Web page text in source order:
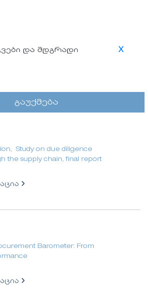
და მდგრადი
X
გაუქმება
Study on due diligence
the supply chain, final report
Barometer: From